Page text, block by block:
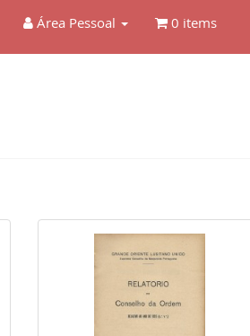
Área Pessoal 0 items